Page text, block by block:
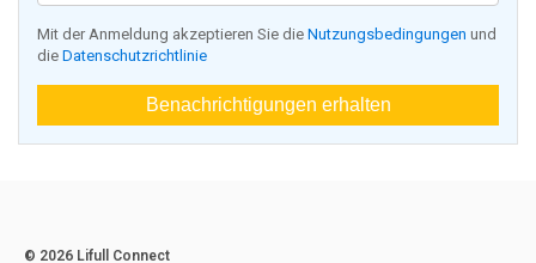
Mit der Anmeldung akzeptieren Sie die Nutzungsbedingungen und
die Datenschutzrichtlinie
Benachrichtigungen erhalten
© 2026 Lifull Connect